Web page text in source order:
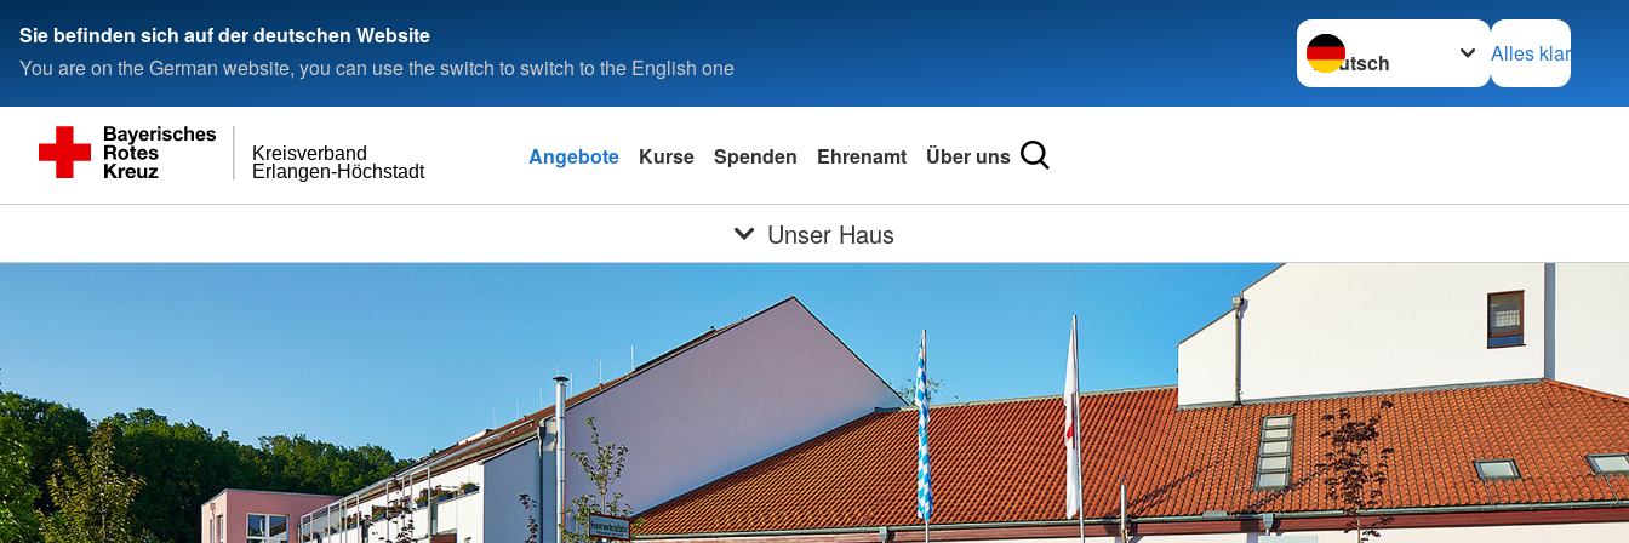
Sie befinden sich auf der deutschen Website
You are on the German website, you can use the switch to switch to the English one
Sprache wechseln zu
Alles klar
Erlangen-Höchstadt
Kreisverband Angebote Kurse Spenden Ehrenamt Über uns
Unser Haus